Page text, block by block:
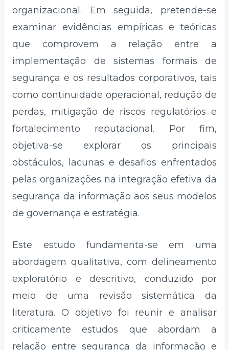
organizacional. Em seguida, pretende-se
examinar evidências empíricas e teóricas
que comprovem a relação entre a
implementação de sistemas formais de
segurança e os resultados corporativos, tais
como continuidade operacional, redução de
perdas, mitigação de riscos regulatórios e
fortalecimento reputacional. Por fim,
objetiva-se explorar os principais
obstáculos, lacunas e desafios enfrentados
pelas organizações na integração efetiva da
segurança da informação aos seus modelos
de governança e estratégia.
Este estudo fundamenta-se em uma
abordagem qualitativa, com delineamento
exploratório e descritivo, conduzido por
meio de uma revisão sistemática da
literatura. O objetivo foi reunir e analisar
criticamente estudos que abordam a
relação entre segurança da informação e